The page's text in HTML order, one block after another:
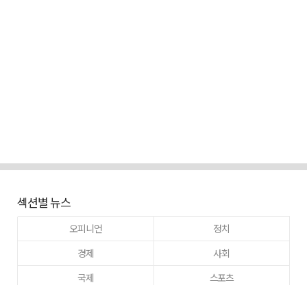
섹션별 뉴스
오피니언
정치
경제
사회
국제
스포츠